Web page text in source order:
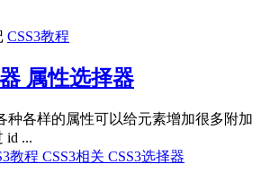
CSS3教程
属性选择器
种各样的属性可以给元素增加很多附加
id ...
教程 CSS3相关 CSS3选择器